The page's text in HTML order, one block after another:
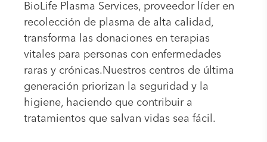
BioLife Plasma Services, proveedor líder en
recolección de plasma de alta calidad,
transforma las donaciones en terapias
vitales para personas con enfermedades
raras y crónicas.Nuestros centros de última
generación priorizan la seguridad y la
higiene, haciendo que contribuir a
tratamientos que salvan vidas sea fácil.